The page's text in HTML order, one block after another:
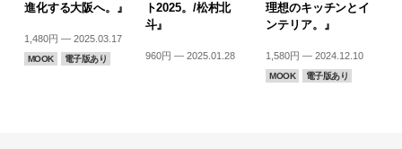
進化する大阪へ。』
1,480円 — 2025.03.17
MOOK 電子版あり
ト2025。/松村北
斗』
960円 — 2025.01.28
理想のキッチンとイ
ンテリア。』
1,580円 — 2024.12.10
MOOK 電子版あり